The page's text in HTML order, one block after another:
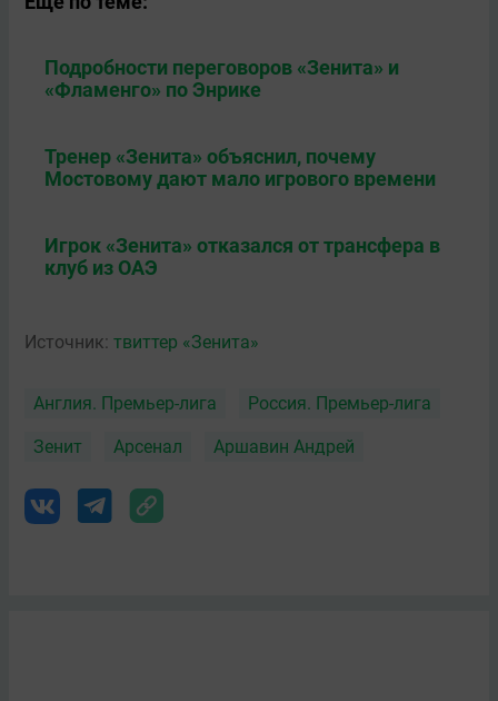
Подробности переговоров «Зенита» и
«Фламенго» по Энрике
Тренер «Зенита» объяснил, почему
Мостовому дают мало игрового времени
Игрок «Зенита» отказался от трансфера в
клуб из ОАЭ
Источник: твиттер «Зенита»
Англия. Премьер-лига Россия. Премьер-лига
Зенит Арсенал Аршавин Андрей